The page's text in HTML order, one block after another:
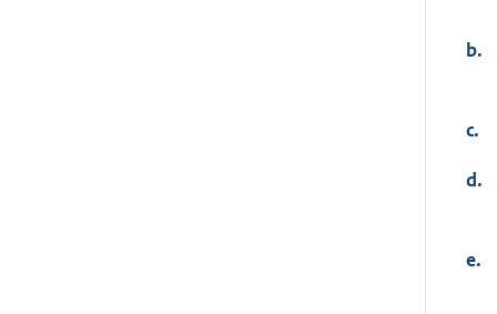
b.
c.
d.
e.